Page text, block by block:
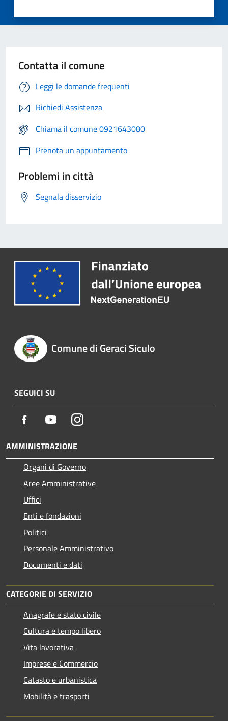
Contatta il comune
Leggi le domande frequenti
Richiedi Assistenza
Chiama il comune 0921643080
Prenota un appuntamento
Problemi in città
Segnala disservizio
Comune di Geraci Siculo
SEGUICI SU
Facebook YoutubeInstagram
AMMINISTRAZIONE
Organi di Governo
Aree Amministrative
Uffici
Enti e fondazioni
Politici
Personale Amministrativo
Documenti e dati
CATEGORIE DI SERVIZIO
Anagrafe e stato civile
Cultura e tempo libero
Vita lavorativa
Imprese e Commercio
Catasto e urbanistica
Mobilità e trasporti